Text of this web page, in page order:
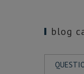
blog